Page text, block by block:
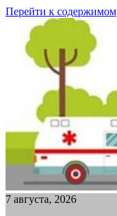
Перейти к
7 августа, 2026